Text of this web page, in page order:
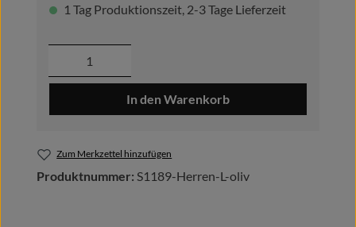
1 Tag Produktionszeit, 2-3 Tage Lieferzeit
Produkt Anzahl: Gib den gewünschten
In den Warenkorb
Zum Merkzettel hinzufügen
Produktnummer: S1189-Herren-L-oliv